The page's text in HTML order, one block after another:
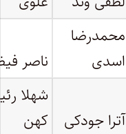
محمدرضا
اسدی
ناصر
آترا جودکی
شهلا
کهن